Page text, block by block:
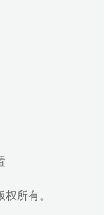
所有。